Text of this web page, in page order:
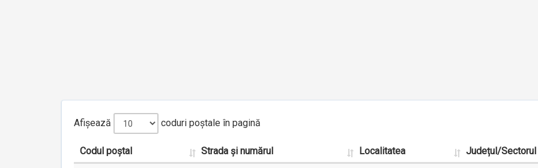
Afișează coduri poștale în pagină
Codul poștal Strada și numărul Localitatea Județul/Sectorul